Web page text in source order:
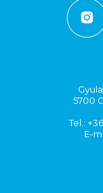
5700
Tel.:
E-